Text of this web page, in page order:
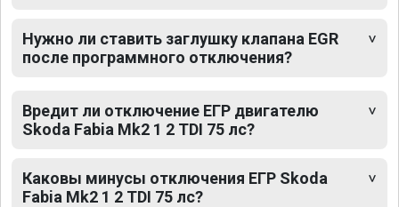
Нужно ли ставить заглушку клапана EGR
после программного отключения?
Вредит ли отключение ЕГР двигателю
Skoda Fabia Mk2 1 2 TDI 75 лс?
Каковы минусы отключения ЕГР Skoda
Fabia Mk2 1 2 TDI 75 лс?